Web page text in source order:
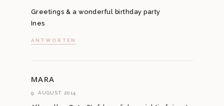
Greetings & a wonderful birthday party
Ines
ANTWORTEN
MARA
9. AUGUST 2014